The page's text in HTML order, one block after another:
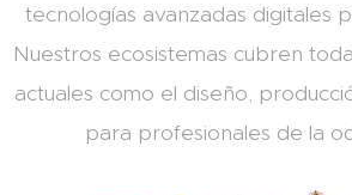
tecnologías avanzadas digitales
Nuestros ecosistemas cubren
actuales como el diseño,
para profesionales de la